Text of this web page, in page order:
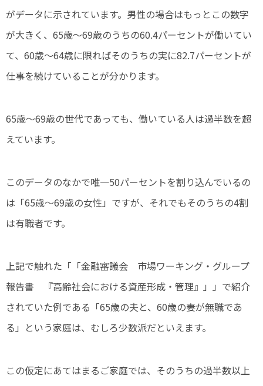
がデータに示されています。男性の場合はもっとこの数字
が大きく、65歳～69歳のうちの60.4パーセントが働いてい
て、60歳～64歳に限ればそのうちの実に82.7パーセントが
仕事を続けていることが分かります。
65歳～69歳の世代であっても、働いている人は過半数を超
えています。
このデータのなかで唯一50パーセントを割り込んでいるの
は「65歳～69歳の女性」ですが、それでもそのうちの4割
は有職者です。
上記で触れた「「金融審議会 市場ワーキング・グループ
報告書 『高齢社会における資産形成・管理』」」で紹介
されていた例である「65歳の夫と、60歳の妻が無職であ
る」という家庭は、むしろ少数派だといえます。
この仮定にあてはまるご家庭では、そのうちの過半数以上